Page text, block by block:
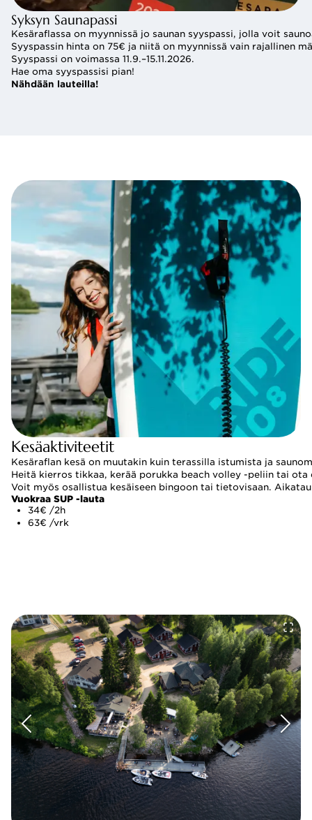
Syksyn Saunapassi
Kesäraflassa on myynnissä jo saunan syyspassi, jolla voit
Syyspassin hinta on 75€ ja niitä on myynnissä vain rajallinen
Syyspassi on voimassa 11.9.–15.11.2026.
Hae oma syyspassisi pian!
Nähdään lauteilla!
Kesäaktiviteetit
Kesäraflan kesä on muutakin kuin terassilla istumista ja
Heitä kierros tikkaa, kerää porukka beach volley -peliin tai
Voit myös osallistua kesäiseen bingoon tai tietovisaan.
Vuokraa SUP -lauta
34€ /2h
63€ /vrk